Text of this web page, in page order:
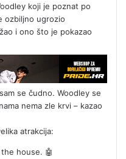
koji je poznat po
ozbiljno ugrozio
i ono što je pokazao
se čudno. Woodley se
nema zle krvi – kazao
atrakcija:
house. 🤖